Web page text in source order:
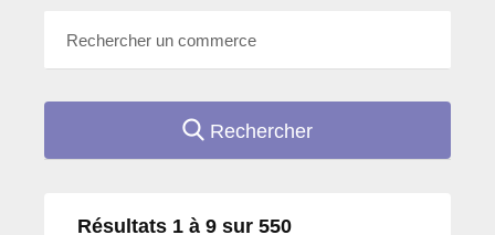
Rechercher
Résultats 1 à 9 sur 550